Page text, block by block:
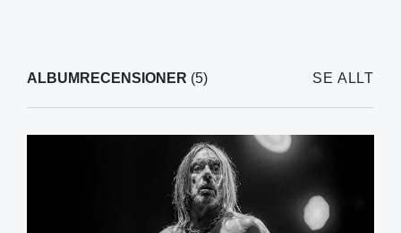
ALBUMRECENSIONER (5) SE ALLT